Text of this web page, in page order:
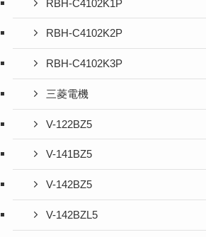
RBH-C4102K1P
RBH-C4102K2P
RBH-C4102K3P
三菱電機
V-122BZ5
V-141BZ5
V-142BZ5
V-142BZL5